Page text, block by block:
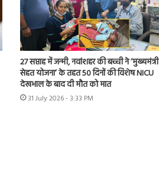
27 सप्ताह में जन्मी, नवांशहर की बच्ची ने ‘मुख्यमंत्री
सेहत योजना’ के तहत 50 दिनों की विशेष NICU
देखभाल के बाद दी मौत को मात
31 July 2026 - 3:33 PM